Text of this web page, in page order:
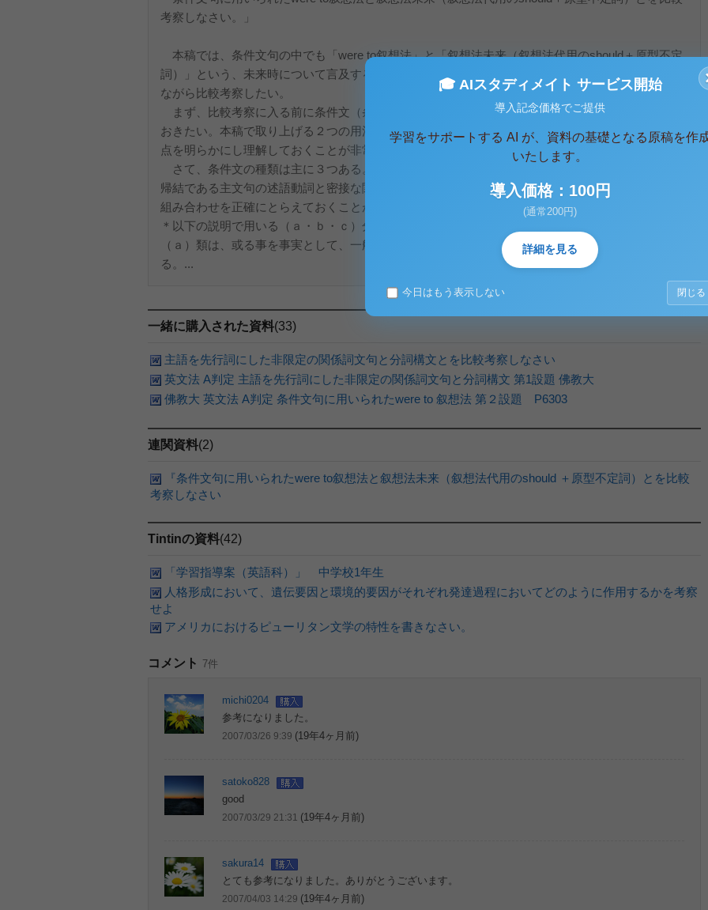
考察しなさい。」
本稿では、条件文句の中でも「were to叙想法」と「叙想法未来（叙想法代用のshould＋原型不定
詞）」という、未来時について言及する２つの用法について、それぞれの特徴を適切な例文を挙げ
ながら比較考察したい。
まず、比較考察に入る前に条件文（条件文句と主文句からなる文）の種類について概説を付して
おきたい。本稿で取り上げる２つの用法の違いを整理する上で、条件文の種類を、それぞれの相違
点を明らかにし理解しておくことが非常に有効であると考えられるからである。
さて、条件文の種類は主に３つある。そしてそれぞれの条件文句に用いられる述語動詞は、その
帰結である主文句の述語動詞と密接な関連があり、条件文句と主文句に使われる各々の述語動詞の
組み合わせを正確にとらえておくことが、各種条件文句の理解に欠かせない。
＊以下の説明で用いる（ａ・ｂ・ｃ）分類法はテキスト「新英文法」に準拠した。
（ａ）類は、或る事を事実として、一般論として、仮定して、そこから帰結を引き出す文であ
る。...
一緒に購入された資料(33)
主語を先行詞にした非限定の関係詞文句と分詞構文とを比較考察しなさい
英文法 A判定 主語を先行詞にした非限定の関係詞文句と分詞構文 第1設題 佛教大
佛教大 英文法 A判定 条件文句に用いられたwere to 叙想法 第２設題 P6303
連関資料(2)
『条件文句に用いられたwere to叙想法と叙想法未来（叙想法代用のshould ＋原型不定詞）とを比較
考察しなさい
Tintinの資料(42)
「学習指導案（英語科）」 中学校1年生
人格形成において、遺伝要因と環境的要因がそれぞれ発達過程においてどのように作用するかを考察
せよ
アメリカにおけるピューリタン文学の特性を書きなさい。
コメント 7件
michi0204
参考になりました。
2007/03/26 9:39 (19年4ヶ月前)
satoko828
good
2007/03/29 21:31 (19年4ヶ月前)
sakura14
とても参考になりました。ありがとうございます。
2007/04/03 14:29 (19年4ヶ月前)
🎓 AIスタディメイト サービス開始
導入記念価格でご提供
学習をサポートする AI が、資料の基礎となる原稿を作
いたします。
導入価格：100円
(通常200円)
詳細を見る
今日はもう表示しない 閉じる